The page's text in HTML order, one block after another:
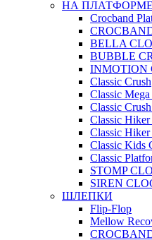
НА ПЛАТФОРМЕ
Crocband
BELLA
BUBBLE
INMOTION
Classic Crush
Classic Mega
Classic
Classic Hiker
Classic Hiker
Classic Kids
Classic
STOMP
SIREN
ШЛЕПКИ
Flip-Flop
Mellow